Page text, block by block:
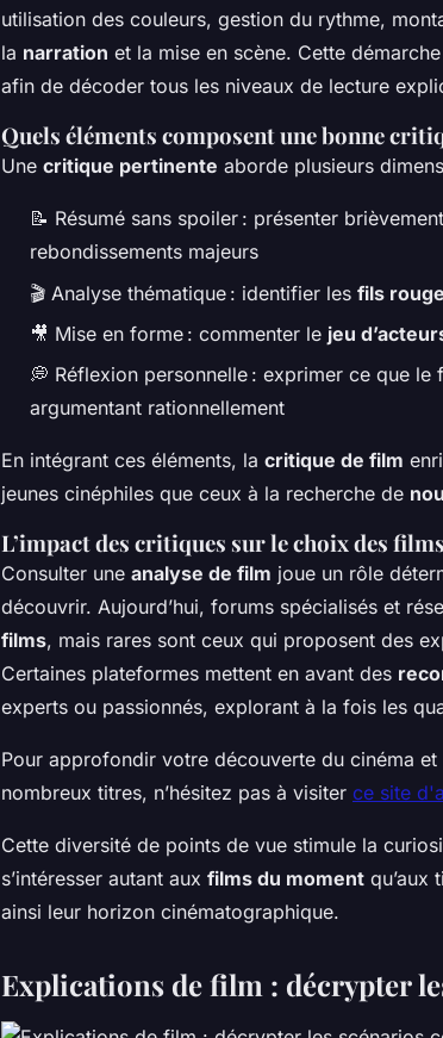
utilisation des couleurs, gestion du rythme,
la narration et la mise en scène. Cette
afin de décoder tous les niveaux de lecture
Quels éléments composent une bonne
Une critique pertinente aborde plusieurs
📝 Résumé sans spoiler : présenter brièvement
rebondissements majeurs
🎬 Analyse thématique : identifier les fils
🎥 Mise en forme : commenter le jeu
💭 Réflexion personnelle : exprimer ce que
argumentant rationnellement
En intégrant ces éléments, la critique de film
jeunes cinéphiles que ceux à la recherche de
L’impact des critiques sur le choix des films
Consulter une analyse de film joue un rôle
découvrir. Aujourd’hui, forums spécialisés et
films, mais rares sont ceux qui proposent des
Certaines plateformes mettent en avant des
experts ou passionnés, explorant à la fois les
Pour approfondir votre découverte du cinéma
nombreux titres, n’hésitez pas à visiter ce site
Cette diversité de points de vue stimule la
s’intéresser autant aux films du moment qu’aux
ainsi leur horizon cinématographique.
Explications de film : décrypter